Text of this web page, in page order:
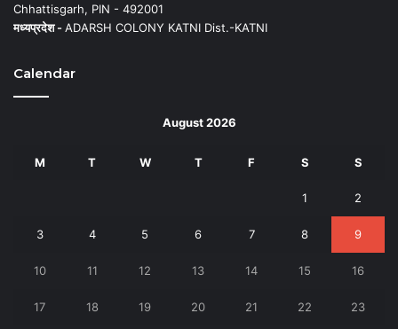
Chhattisgarh, PIN - 492001
मध्यप्रदेश -ADARSH COLONY KATNI Dist.-KATNI
Calendar
August 2026
M T W T F S S
1 2
3 4 5 6 7 8 9
10 11 12 13 14 15 16
17 18 19 20 21 22 23